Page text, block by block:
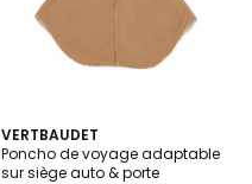
VERTBAUDET
Poncho de voyage adaptable
sur siège auto & porte
2
Couleurs